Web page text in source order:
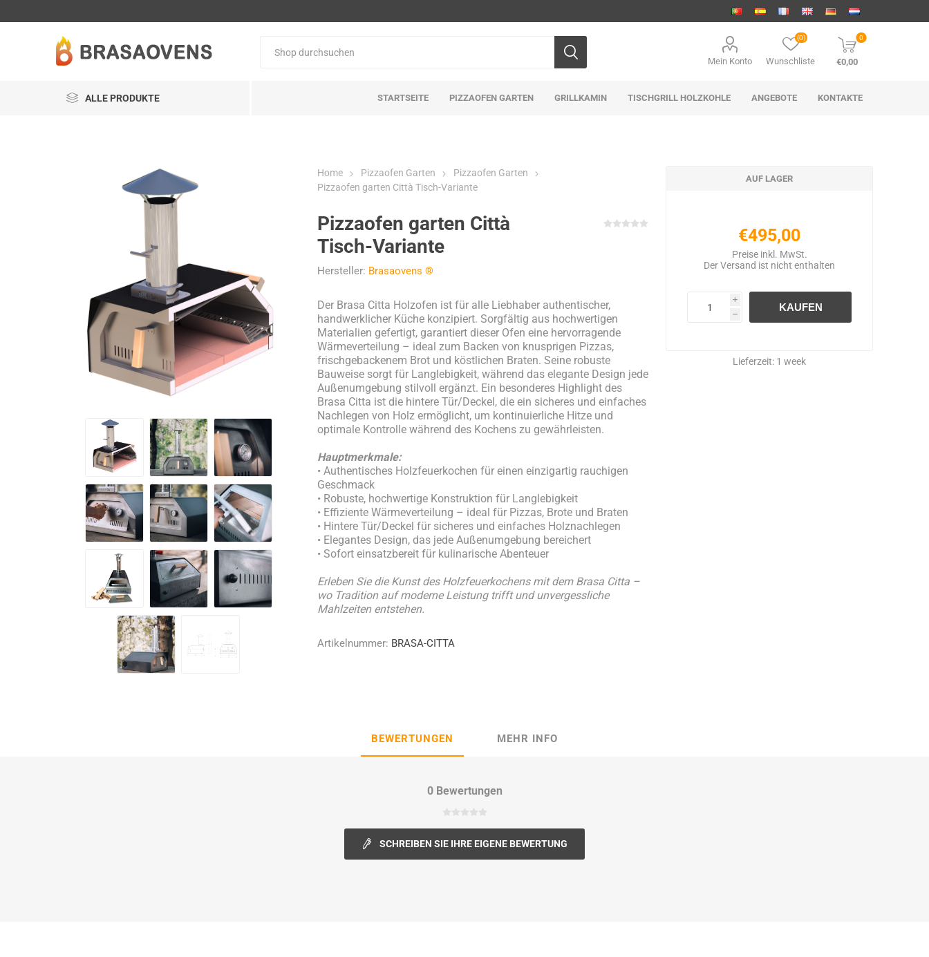
Mein Konto Wunschliste
(0) 0
€0,00
ALLE PRODUKTE STARTSEITE PIZZAOFEN GARTEN GRILLKAMIN TISCHGRILL HOLZKOHLE ANGEBOTE KONTAKTE
Home Pizzaofen Garten
Pizzaofen Garten
Pizzaofen garten Città Tisch-Variante
Pizzaofen garten Città
Tisch-Variante
Hersteller: Brasaovens ®
Der Brasa Citta Holzofen ist für alle Liebhaber authentischer,
handwerklicher Küche konzipiert. Sorgfältig aus hochwertigen
Materialien gefertigt, garantiert dieser Ofen eine hervorragende
Wärmeverteilung – ideal zum Backen von knusprigen Pizzas,
frischgebackenem Brot und köstlichen Braten. Seine robuste
Bauweise sorgt für Langlebigkeit, während das elegante Design jede
Außenumgebung stilvoll ergänzt. Ein besonderes Highlight des
Brasa Citta ist die hintere Tür/Deckel, die ein sicheres und einfaches
Nachlegen von Holz ermöglicht, um kontinuierliche Hitze und
optimale Kontrolle während des Kochens zu gewährleisten.
Hauptmerkmale:
• Authentisches Holzfeuerkochen für einen einzigartig rauchigen
Geschmack
• Robuste, hochwertige Konstruktion für Langlebigkeit
• Effiziente Wärmeverteilung – ideal für Pizzas, Brote und Braten
• Hintere Tür/Deckel für sicheres und einfaches Holznachlegen
• Elegantes Design, das jede Außenumgebung bereichert
• Sofort einsatzbereit für kulinarische Abenteuer
Erleben Sie die Kunst des Holzfeuerkochens mit dem Brasa Citta –
wo Tradition auf moderne Leistung trifft und unvergessliche
Mahlzeiten entstehen.
Artikelnummer: BRASA-CITTA
AUF LAGER
€495,00
Preise inkl. MwSt.
DerVersand ist nicht enthalten
i
h
Lieferzeit: 1 week
BEWERTUNGEN MEHR INFO
0 Bewertungen
SCHREIBEN SIE IHRE EIGENE BEWERTUNG